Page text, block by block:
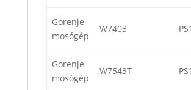
Gorenje
mosógép
W7403
Gorenje
mosógép
W7543T